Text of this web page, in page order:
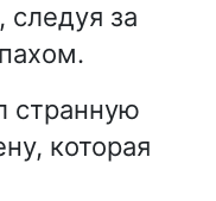
за
странную
которая